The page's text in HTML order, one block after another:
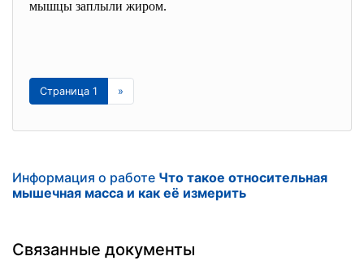
мышцы заплыли жиром.
Страница 1 »
Информация о работе Что такое относительная
мышечная масса и как её измерить
Связанные документы